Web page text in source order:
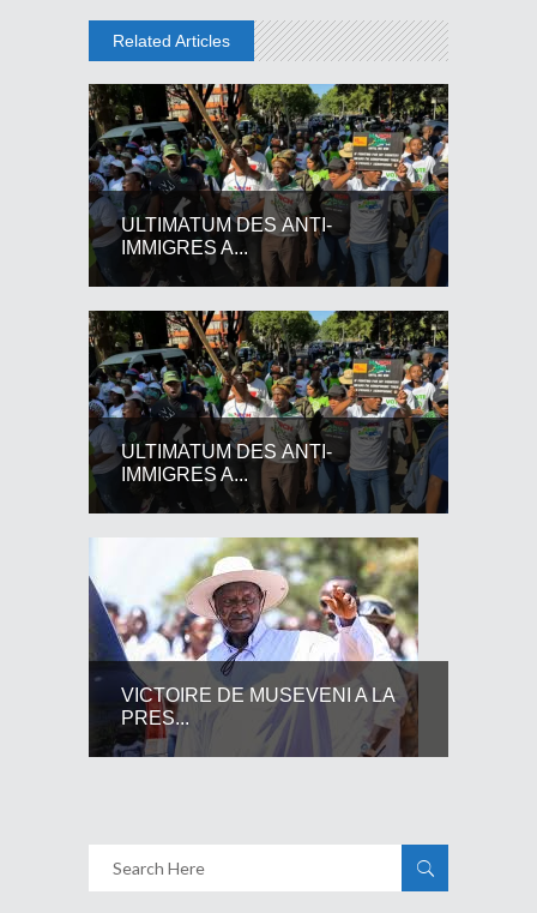
Related Articles
ULTIMATUM DES ANTI-
IMMIGRES A...
ULTIMATUM DES ANTI-
IMMIGRES A...
VICTOIRE DE MUSEVENI A LA
PRES...